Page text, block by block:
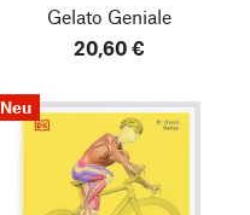
Gelato Geniale
20,60 €
Neu